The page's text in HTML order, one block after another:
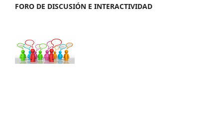
FORO DE DISCUSIÓN E INTERACTIVIDAD